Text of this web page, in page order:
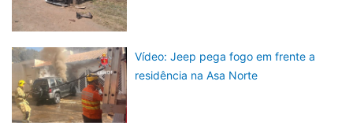
Vídeo: Jeep pega fogo em frente a
residência na Asa Norte